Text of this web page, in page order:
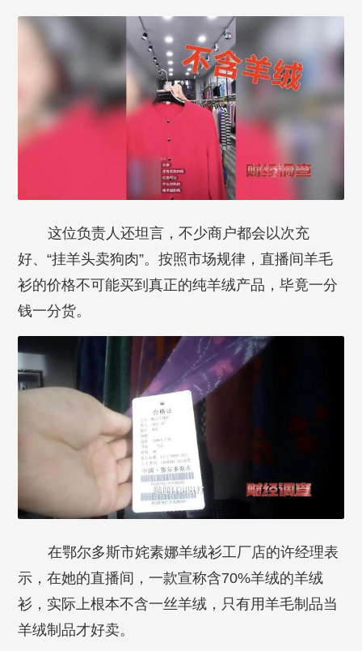
这位负责人还坦言，不少商户都会以次充
好、“挂羊头卖狗肉”。按照市场规律，直播间羊毛
衫的价格不可能买到真正的纯羊绒产品，毕竟一分
钱一分货。
在鄂尔多斯市姹素娜羊绒衫工厂店的许经理表
示，在她的直播间，一款宣称含70%羊绒的羊绒
衫，实际上根本不含一丝羊绒，只有用羊毛制品当
羊绒制品才好卖。